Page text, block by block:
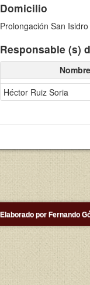
Domicilio
Prolongación San Isidro
Responsable (s)
Nombre
Héctor Ruiz Soria
Elaborado por Fernando